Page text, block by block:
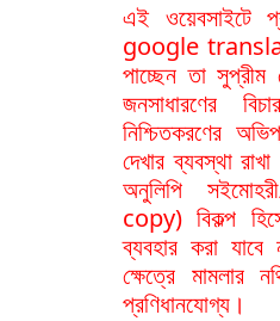
এই ওয়েবসাইটে
google
পাচ্ছেন তা
জনসাধারণের
নিশ্চিতকরণের
দেখার ব্যবস্থা
অনুলিপি
copy) বিকল্প
ব্যবহার করা
ক্ষেত্রে মামলার
প্রণিধানযোগ্য।